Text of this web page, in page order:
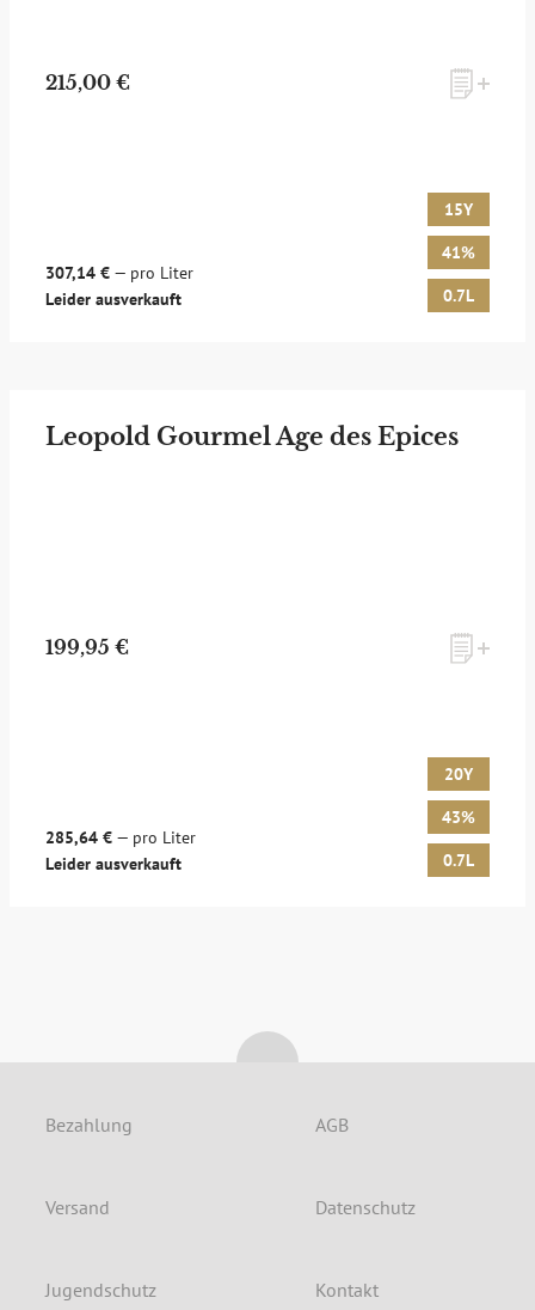
215,00 €
307,14 € — pro Liter
Leider ausverkauft
15Y
41%
0.7L
Leopold Gourmel Age des Epices
199,95 €
285,64 € — pro Liter
Leider ausverkauft
20Y
43%
0.7L
Bezahlung
Versand
AGB
Datenschutz
Jugendschutz Kontakt